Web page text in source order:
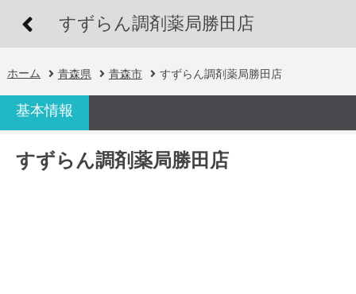
すずらん調剤薬局勝田店
ホーム 青森県 青森市 すずらん調剤薬局勝田店
基本情報
すずらん調剤薬局勝田店